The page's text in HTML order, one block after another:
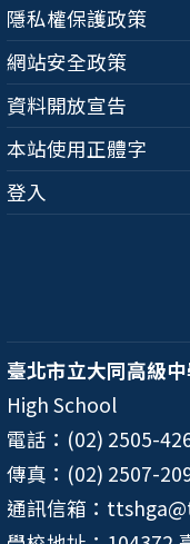
隱私權保護政策
網站安全政策
資料開放宣告
本站使用正體字
登入
臺北市立大同高級
High School
電話：(02) 2505-
傳真：(02) 2507-
通訊信箱：